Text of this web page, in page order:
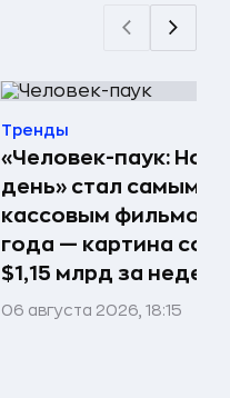
Тренды
«Человек-паук:
день» стал самым
кассовым фильмом
года — картина
$1,15 млрд за
06 августа 2026, 18:15